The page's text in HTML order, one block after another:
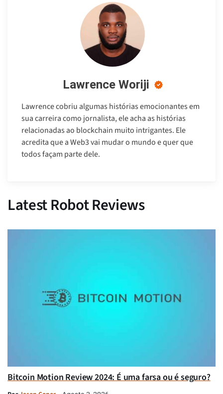
Lawrence Woriji
Lawrence cobriu algumas histórias emocionantes em
sua carreira como jornalista, ele acha as histórias
relacionadas ao blockchain muito intrigantes. Ele
acredita que a Web3 vai mudar o mundo e quer que
todos façam parte dele.
Latest Robot Reviews
Bitcoin Motion Review 2024: É uma farsa ou é seguro?